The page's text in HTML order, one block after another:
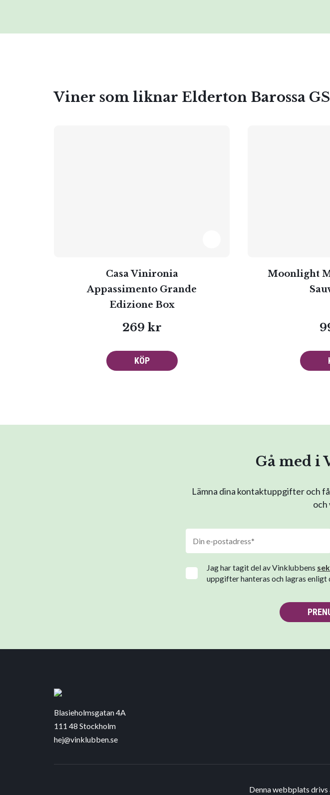
Viner som liknar Elderton Barossa
Casa Vinironia
Appassimento Grande
Edizione Box
269 kr
KÖP
Moonlight
Gå med i
Lämna dina kontaktuppgifter och
och
Jag har tagit del av Vinklubbens
uppgifter hanteras och lagras enligt
Blasieholmsgatan 4A
111 48 Stockholm
hej@vinklubben.se
Denna webbplats